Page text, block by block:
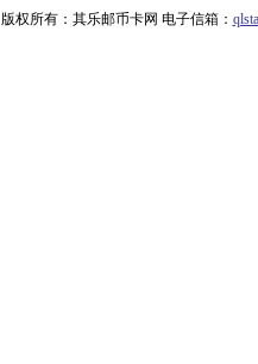
版权所有：其乐邮币卡网 电子信箱：